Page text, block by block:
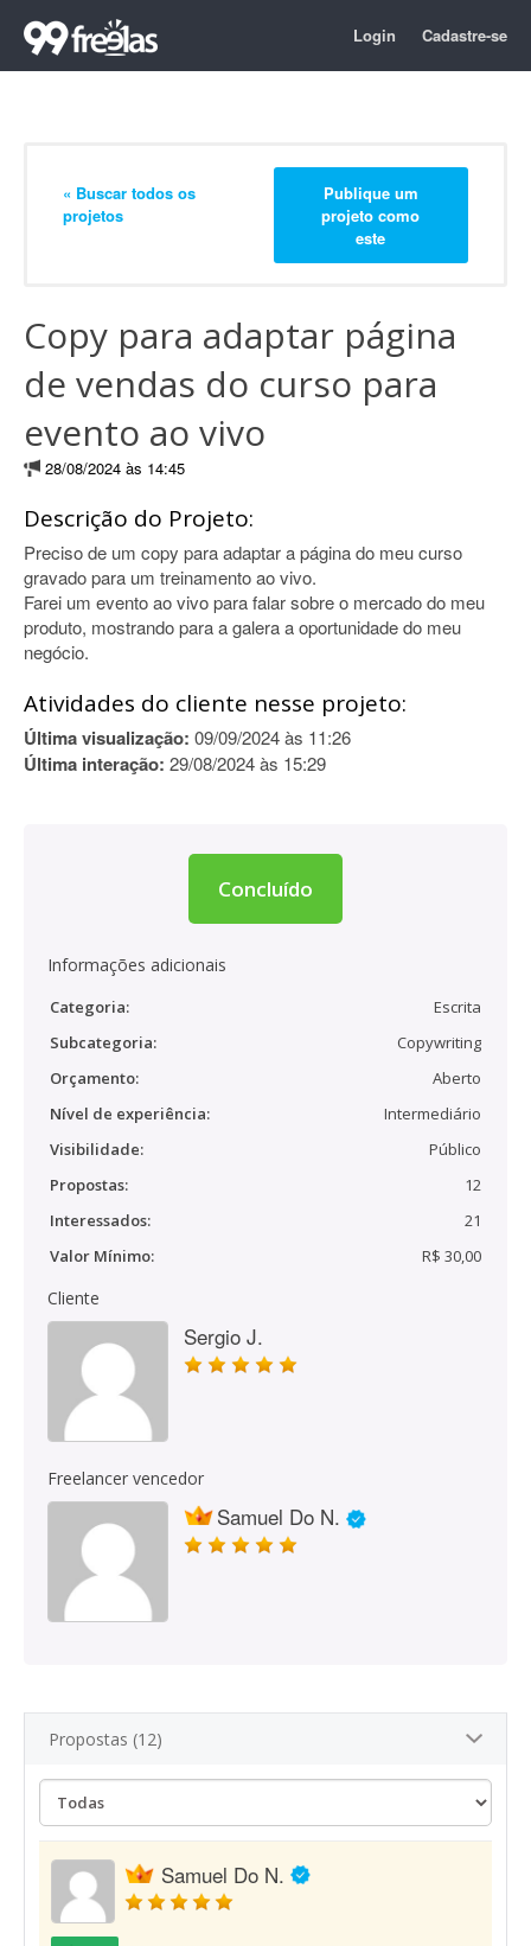
Login Cadastre-se
« Buscar todos os
projetos
Publique um
projeto como
este
Copy para adaptar página
de vendas do curso para
evento ao vivo
28/08/2024 às 14:45
Descrição do Projeto:
Preciso de um copy para adaptar a página do meu curso
gravado para um treinamento ao vivo.
Farei um evento ao vivo para falar sobre o mercado do meu
produto, mostrando para a galera a oportunidade do meu
negócio.
Atividades do cliente nesse projeto:
Última visualização: 09/09/2024 às 11:26
Última interação: 29/08/2024 às 15:29
Concluído
Informações adicionais
Categoria:
Escrita
Subcategoria:
Copywriting
Orçamento:
Aberto
Nível de experiência:
Intermediário
Visibilidade:
Público
Propostas:
12
Interessados:
21
Valor Mínimo:
R$ 30,00
Cliente
Sergio J.
Freelancer vencedor
Samuel Do N.
Propostas (12)
Samuel Do N.